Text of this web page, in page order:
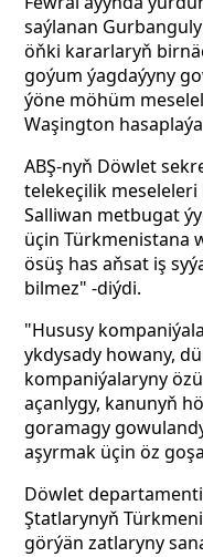
saýlanan
öňki kararlaryň
goýum ýagdaýyny
ýöne möhüm
Waşington
ABŞ-nyň Döwlet
telekeçilik
Salliwan metbugat
üçin Türkmenistana
ösüş has aňsat iş
bilmez" -diýdi.
"Hususy
ykdysady howany,
kompaniýalaryny
açanlygy, kanunyň
goramagy
aşyrmak üçin öz
Döwlet
Ştatlarynyň
görýän zatlaryny